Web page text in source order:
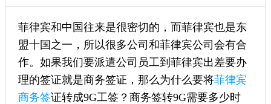
菲律宾和中国往来是很密切的，而菲律宾也是东
盟十国之一，所以很多公司和菲律宾公司会有合
作。如果我们要派遣公司员工到菲律宾出差要办
理的签证就是商务签证，那么为什么要将菲律宾
商务签证转成9G工签？商务签转9G需要多少时